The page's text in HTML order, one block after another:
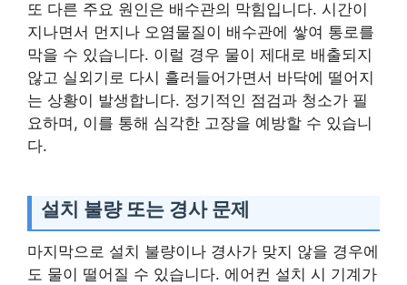
또 다른 주요 원인은 배수관의 막힘입니다. 시간이
지나면서 먼지나 오염물질이 배수관에 쌓여 통로를
막을 수 있습니다. 이럴 경우 물이 제대로 배출되지
않고 실외기로 다시 흘러들어가면서 바닥에 떨어지
는 상황이 발생합니다. 정기적인 점검과 청소가 필
요하며, 이를 통해 심각한 고장을 예방할 수 있습니
다.
설치 불량 또는 경사 문제
마지막으로 설치 불량이나 경사가 맞지 않을 경우에
도 물이 떨어질 수 있습니다. 에어컨 설치 시 기계가